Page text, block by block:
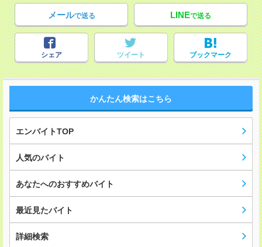
メールで送る LINEで送る
シェア ツイート ブックマーク
かんたん検索はこちら
エンバイトTOP
人気のバイト
あなたへのおすすめバイト
最近見たバイト
詳細検索